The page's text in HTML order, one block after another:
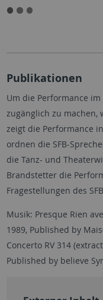
Publikationen
Um die Performance
zugänglich zu machen,
zeigt die Performance
ordnen die SFB-
die Tanz- und
Brandstetter die
Fragestellungen des
Musik: Presque Rien
1989, Published by
Concerto RV 314
Published by believe